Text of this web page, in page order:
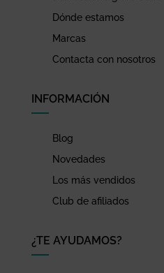
Dónde estamos
Marcas
Contacta con nosotros
INFORMACIÓN
Blog
Novedades
Los más vendidos
Club de afiliados
¿TE AYUDAMOS?